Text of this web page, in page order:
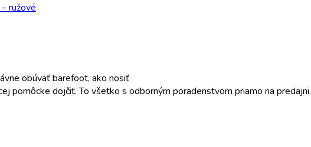
ružové
obúvať barefoot, ako nosiť
pomôcke dojčiť. To všetko s odborným poradenstvom priamo na predajni.